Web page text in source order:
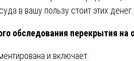
в вашу пользу стоит этих
обследования перекрытия на
и включает: